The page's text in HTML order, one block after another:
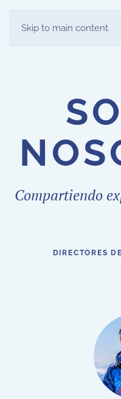
Skip to main content
Compartiendo
DIRECTORES